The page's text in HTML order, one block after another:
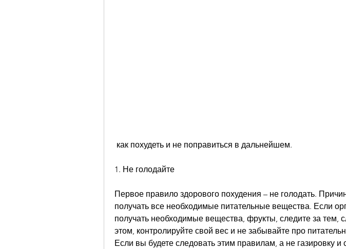
как похудеть и не поправиться в дальнейшем.
1. Не голодайте
Первое правило здорового похудения – не голодать.
получать все необходимые питательные вещества. Если
получать необходимые вещества, фрукты, следите за тем,
этом, контролируйте свой вес и не забывайте про
Если вы будете следовать этим правилам, а не газировку и